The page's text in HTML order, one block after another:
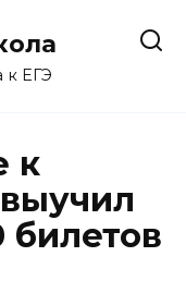
к ЕГЭ
к
билетов